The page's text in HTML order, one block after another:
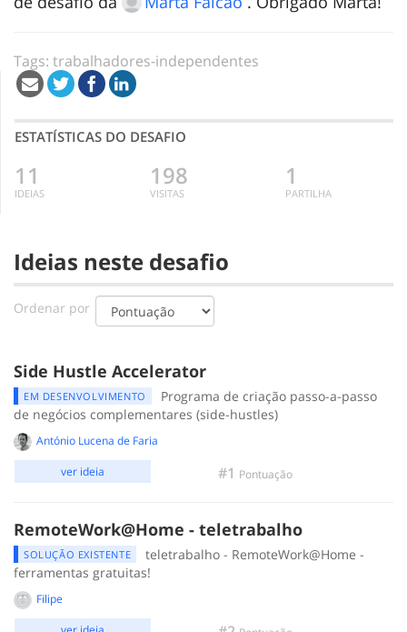
Tags: trabalhadores-independentes
ESTATÍSTICAS DO DESAFIO
11
IDEIAS
198
VISITAS
1
PARTILHA
Ideias neste desafio
Ordenar por
Side Hustle Accelerator
EM DESENVOLVIMENTO
Programa de criação passo-a-passo
de negócios complementares (side-hustles)
António Lucena de Faria
#1 Pontuação
ver ideia
RemoteWork@Home - teletrabalho
SOLUÇÃO EXISTENTE
teletrabalho - RemoteWork@Home -
ferramentas gratuitas!
Filipe